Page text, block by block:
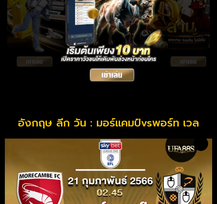
อังกฤษ ลีก วัน : มอร์แคมป์vsพอร์ท เวล